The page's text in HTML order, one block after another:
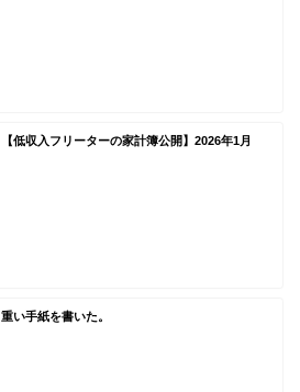
【低収入フリーターの家計簿公開】2026年1月
重い手紙を書いた。